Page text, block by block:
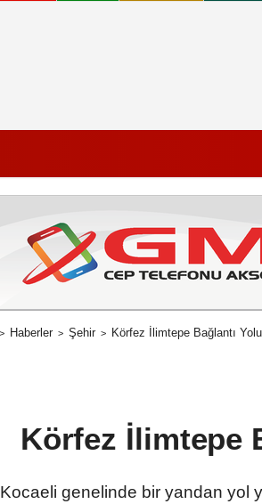
Haberler Şehir Körfez İlimtepe Bağlantı
Körfez İlimtepe
Kocaeli genelinde bir yandan yol